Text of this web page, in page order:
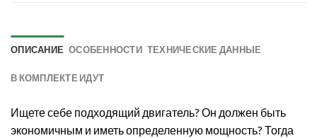
ОПИСАНИЕ ОСОБЕННОСТИ ТЕХНИЧЕСКИЕ ДАННЫЕ
В КОМПЛЕКТЕ ИДУТ
Ищете себе подходящий двигатель? Он должен быть
экономичным и иметь определенную мощность? Тогда